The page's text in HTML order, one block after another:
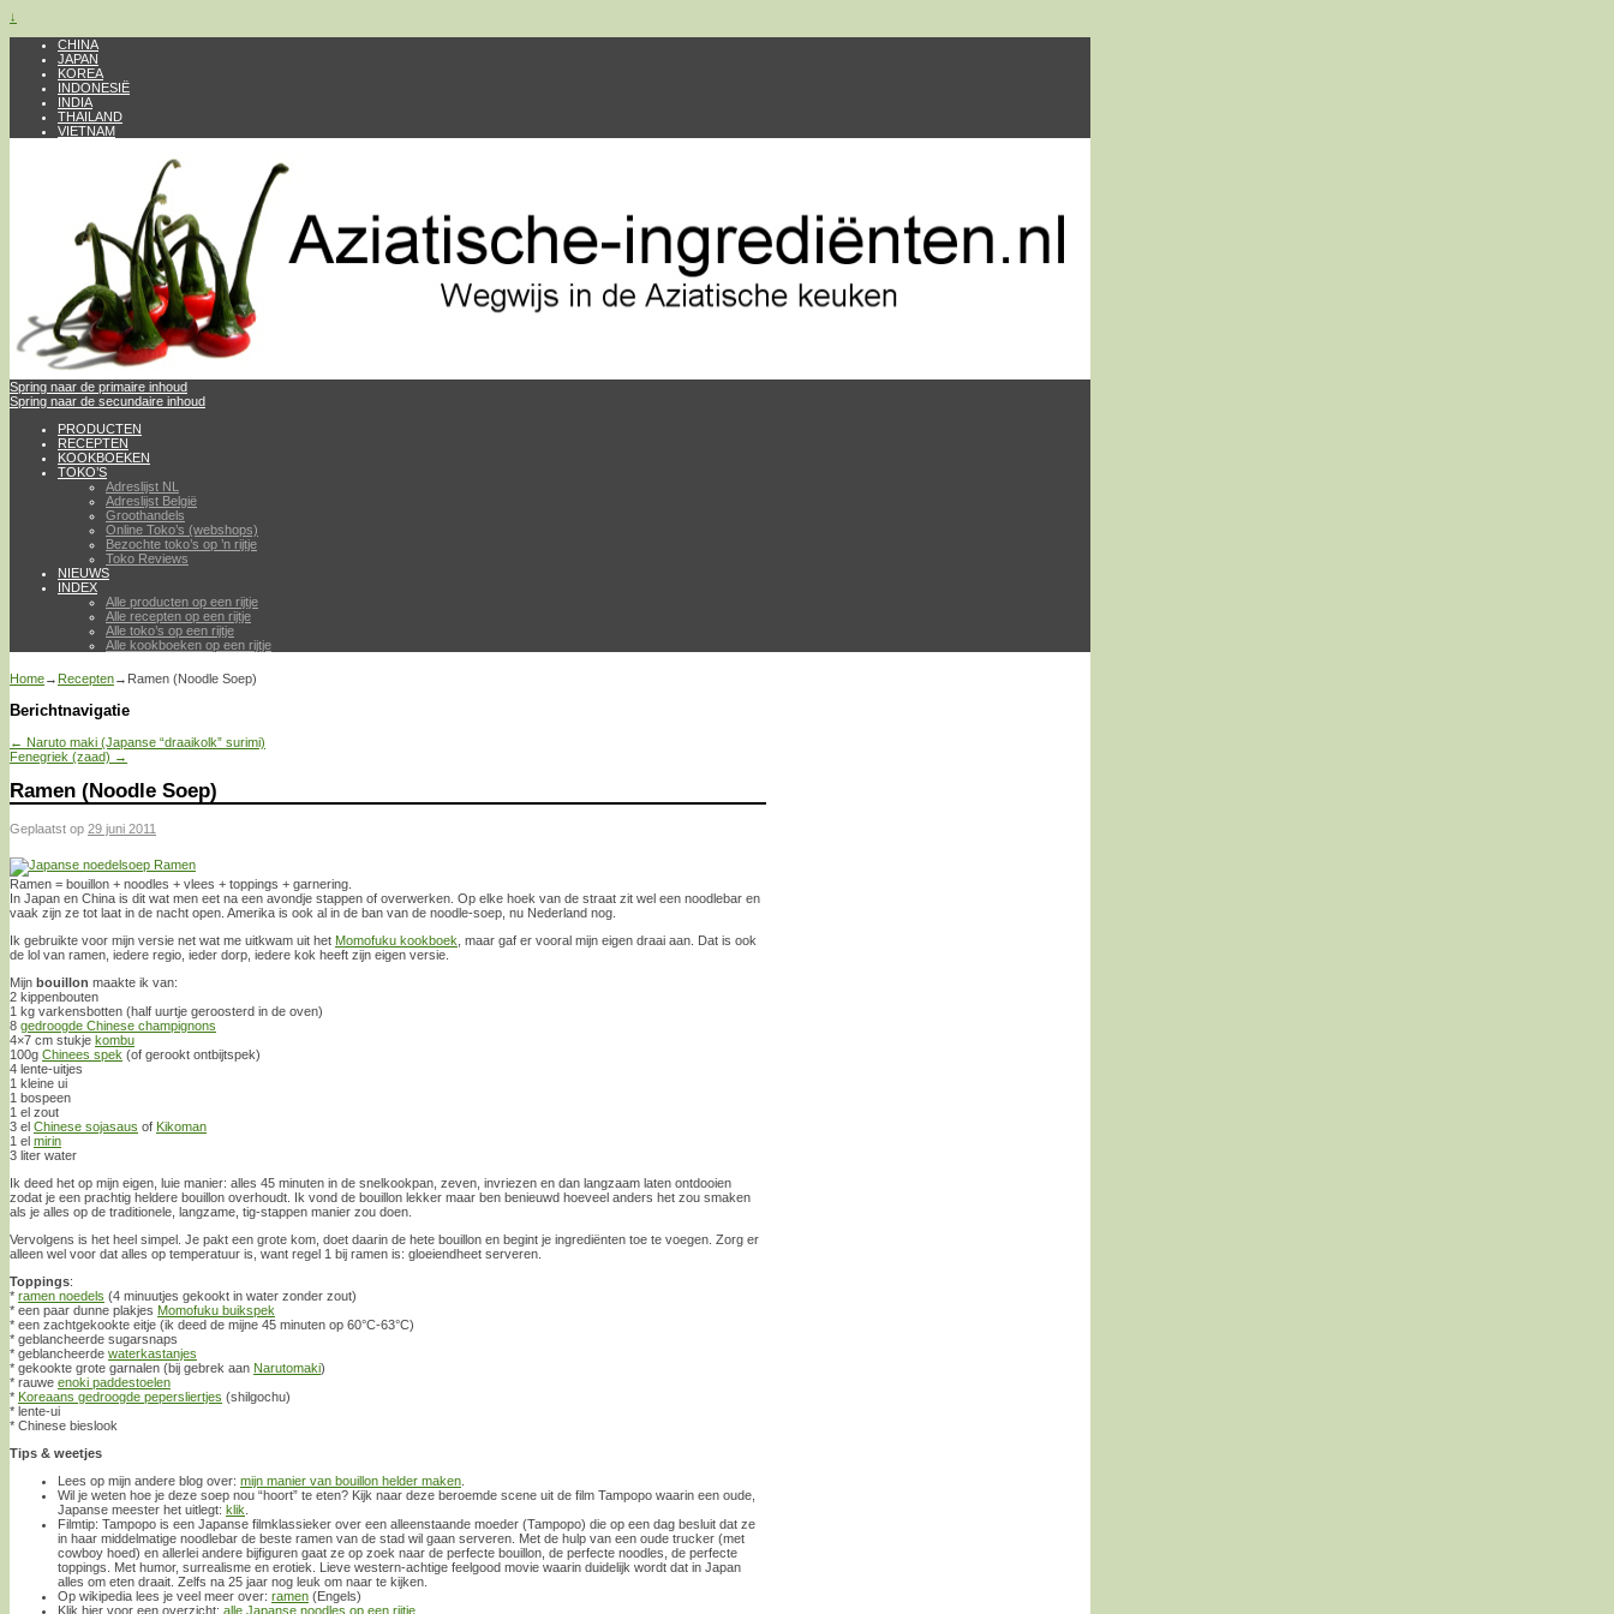
↓
CHINA
JAPAN
KOREA
INDONESIË
INDIA
THAILAND
VIETNAM
Spring naar de primaire inhoud
Spring naar de secundaire inhoud
PRODUCTEN
RECEPTEN
KOOKBOEKEN
TOKO’S
Adreslijst NL
Adreslijst België
Groothandels
Online Toko’s (webshops)
Bezochte toko’s op ’n rijtje
Toko Reviews
NIEUWS
INDEX
Alle producten op een rijtje
Alle recepten op een rijtje
Alle toko’s op een rijtje
Alle kookboeken op een rijtje
Home→ Recepten→ Ramen (Noodle Soep)
Berichtnavigatie
← Naruto maki (Japanse “draaikolk” surimi)
Fenegriek (zaad) →
Ramen (Noodle Soep)
Geplaatst op 29 juni 2011
Ramen = bouillon + noodles + vlees + toppings + garnering.
In Japan en China is dit wat men eet na een avondje stappen of overwerken. Op elke hoek van de straat zit wel een noodlebar en
vaak zijn ze tot laat in de nacht open. Amerika is ook al in de ban van de noodle-soep, nu Nederland nog.
Ik gebruikte voor mijn versie net wat me uitkwam uit het Momofuku kookboek , maar gaf er vooral mijn eigen draai aan. Dat is ook
de lol van ramen, iedere regio, ieder dorp, iedere kok heeft zijn eigen versie.
Mijn bouillon maakte ik van:
2 kippenbouten
1 kg varkensbotten (half uurtje geroosterd in de oven)
8 gedroogde Chinese champignons
4×7 cm stukje kombu
100g Chinees spek (of gerookt ontbijtspek)
4 lente-uitjes
1 kleine ui
1 bospeen
1 el zout
3 el Chinese sojasaus of Kikoman
1 el mirin
3 liter water
Ik deed het op mijn eigen, luie manier: alles 45 minuten in de snelkookpan, zeven, invriezen en dan langzaam laten ontdooien
zodat je een prachtig heldere bouillon overhoudt. Ik vond de bouillon lekker maar ben benieuwd hoeveel anders het zou smaken
als je alles op de traditionele, langzame, tig-stappen manier zou doen.
Vervolgens is het heel simpel. Je pakt een grote kom, doet daarin de hete bouillon en begint je ingrediënten toe te voegen. Zorg er
alleen wel voor dat alles op temperatuur is, want regel 1 bij ramen is: gloeiendheet serveren.
Toppings:
* ramen noedels (4 minuutjes gekookt in water zonder zout)
* een paar dunne plakjes Momofuku buikspek
* een zachtgekookte eitje (ik deed de mijne 45 minuten op 60°C-63°C)
* geblancheerde sugarsnaps
* geblancheerde waterkastanjes
* gekookte grote garnalen (bij gebrek aan Narutomaki)
* rauwe enoki paddestoelen
* Koreaans gedroogde pepersliertjes (shilgochu)
* lente-ui
* Chinese bieslook
Tips & weetjes
Lees op mijn andere blog over: mijn manier van bouillon helder maken
Wil je weten hoe je deze soep nou “hoort” te eten? Kijk naar deze beroemde scene uit de film Tampopo waarin een oude,
Japanse meester het uitlegt: klik
Filmtip: Tampopo is een Japanse filmklassieker over een alleenstaande moeder (Tampopo) die op een dag besluit dat ze
in haar middelmatige noodlebar de beste ramen van de stad wil gaan serveren. Met de hulp van een oude trucker (met
cowboy hoed) en allerlei andere bijfiguren gaat ze op zoek naar de perfecte bouillon, de perfecte noodles, de perfecte
toppings. Met humor, surrealisme en erotiek. Lieve western-achtige feelgood movie waarin duidelijk wordt dat in Japan
alles om eten draait. Zelfs na 25 jaar nog leuk om naar te kijken.
Op wikipedia lees je veel meer over: ramen (Engels)
Klik hier voor een overzicht: alle Japanse noodles op een rijtje